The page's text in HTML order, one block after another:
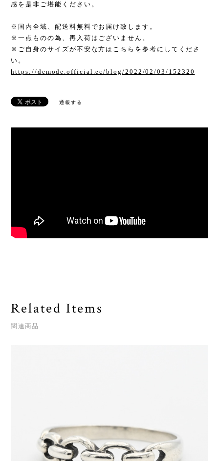
感を是非ご堪能ください。
※国内全域、配送料無料でお届け致します。
※一点ものの為、再入荷はございません。
※ご自身のサイズが不安な方はこちらを参考にしてくださ
い。
https://demode.official.ec/blog/2022/02/03/152320
通報する
Related Items
関連商品